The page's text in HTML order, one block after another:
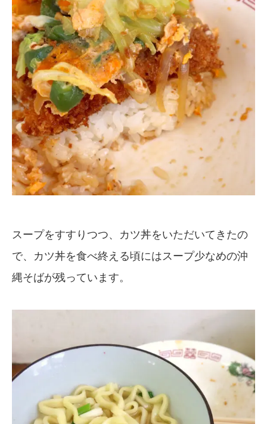
スープをすすりつつ、カツ丼をいただいてきたの
で、カツ丼を食べ終える頃にはスープ少なめの沖
縄そばが残っています。